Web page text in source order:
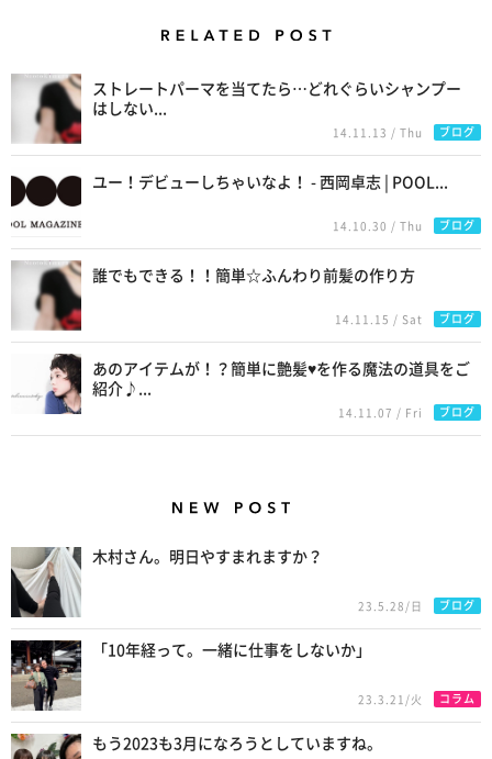
ストレートパーマを当てたら…どれぐらいシャンプー
はしない...
14.11.13 / Thu ブログ
ユー！デビューしちゃいなよ！ - 西岡卓志 | POOL...
14.10.30 / Thu ブログ
誰でもできる！！簡単☆ふんわり前髪の作り方
14.11.15 / Sat ブログ
あのアイテムが！？簡単に艶髪♥を作る魔法の道具をご
紹介♪...
14.11.07 / Fri ブログ
木村さん。明日やすまれますか？
23.5.28/日 ブログ
「10年経って。一緒に仕事をしないか」
23.3.21/火 コラム
もう2023も3月になろうとしていますね。